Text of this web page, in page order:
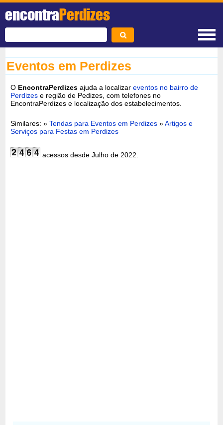
encontraPerdizes
Eventos em Perdizes
O EncontraPerdizes ajuda a localizareventos no bairro de
Perdizes e região de Pedizes, com telefones no
EncontraPerdizes e localização dos estabelecimentos.
Similares: »Tendas para Eventos em Perdizes »Artigos e
Serviços para Festas em Perdizes
acessos desde Julho de 2022.